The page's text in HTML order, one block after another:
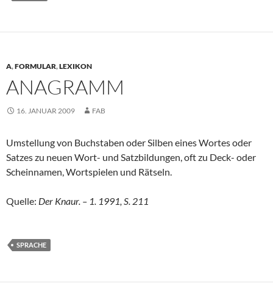
A,FORMULAR,LEXIKON
ANAGRAMM
16. JANUAR 2009 FAB
Umstellung von Buchstaben oder Silben eines Wortes oder
Satzes zu neuen Wort- und Satzbildungen, oft zu Deck- oder
Scheinnamen, Wortspielen und Rätseln.
Quelle: Der Knaur. – 1. 1991, S. 211
SPRACHE